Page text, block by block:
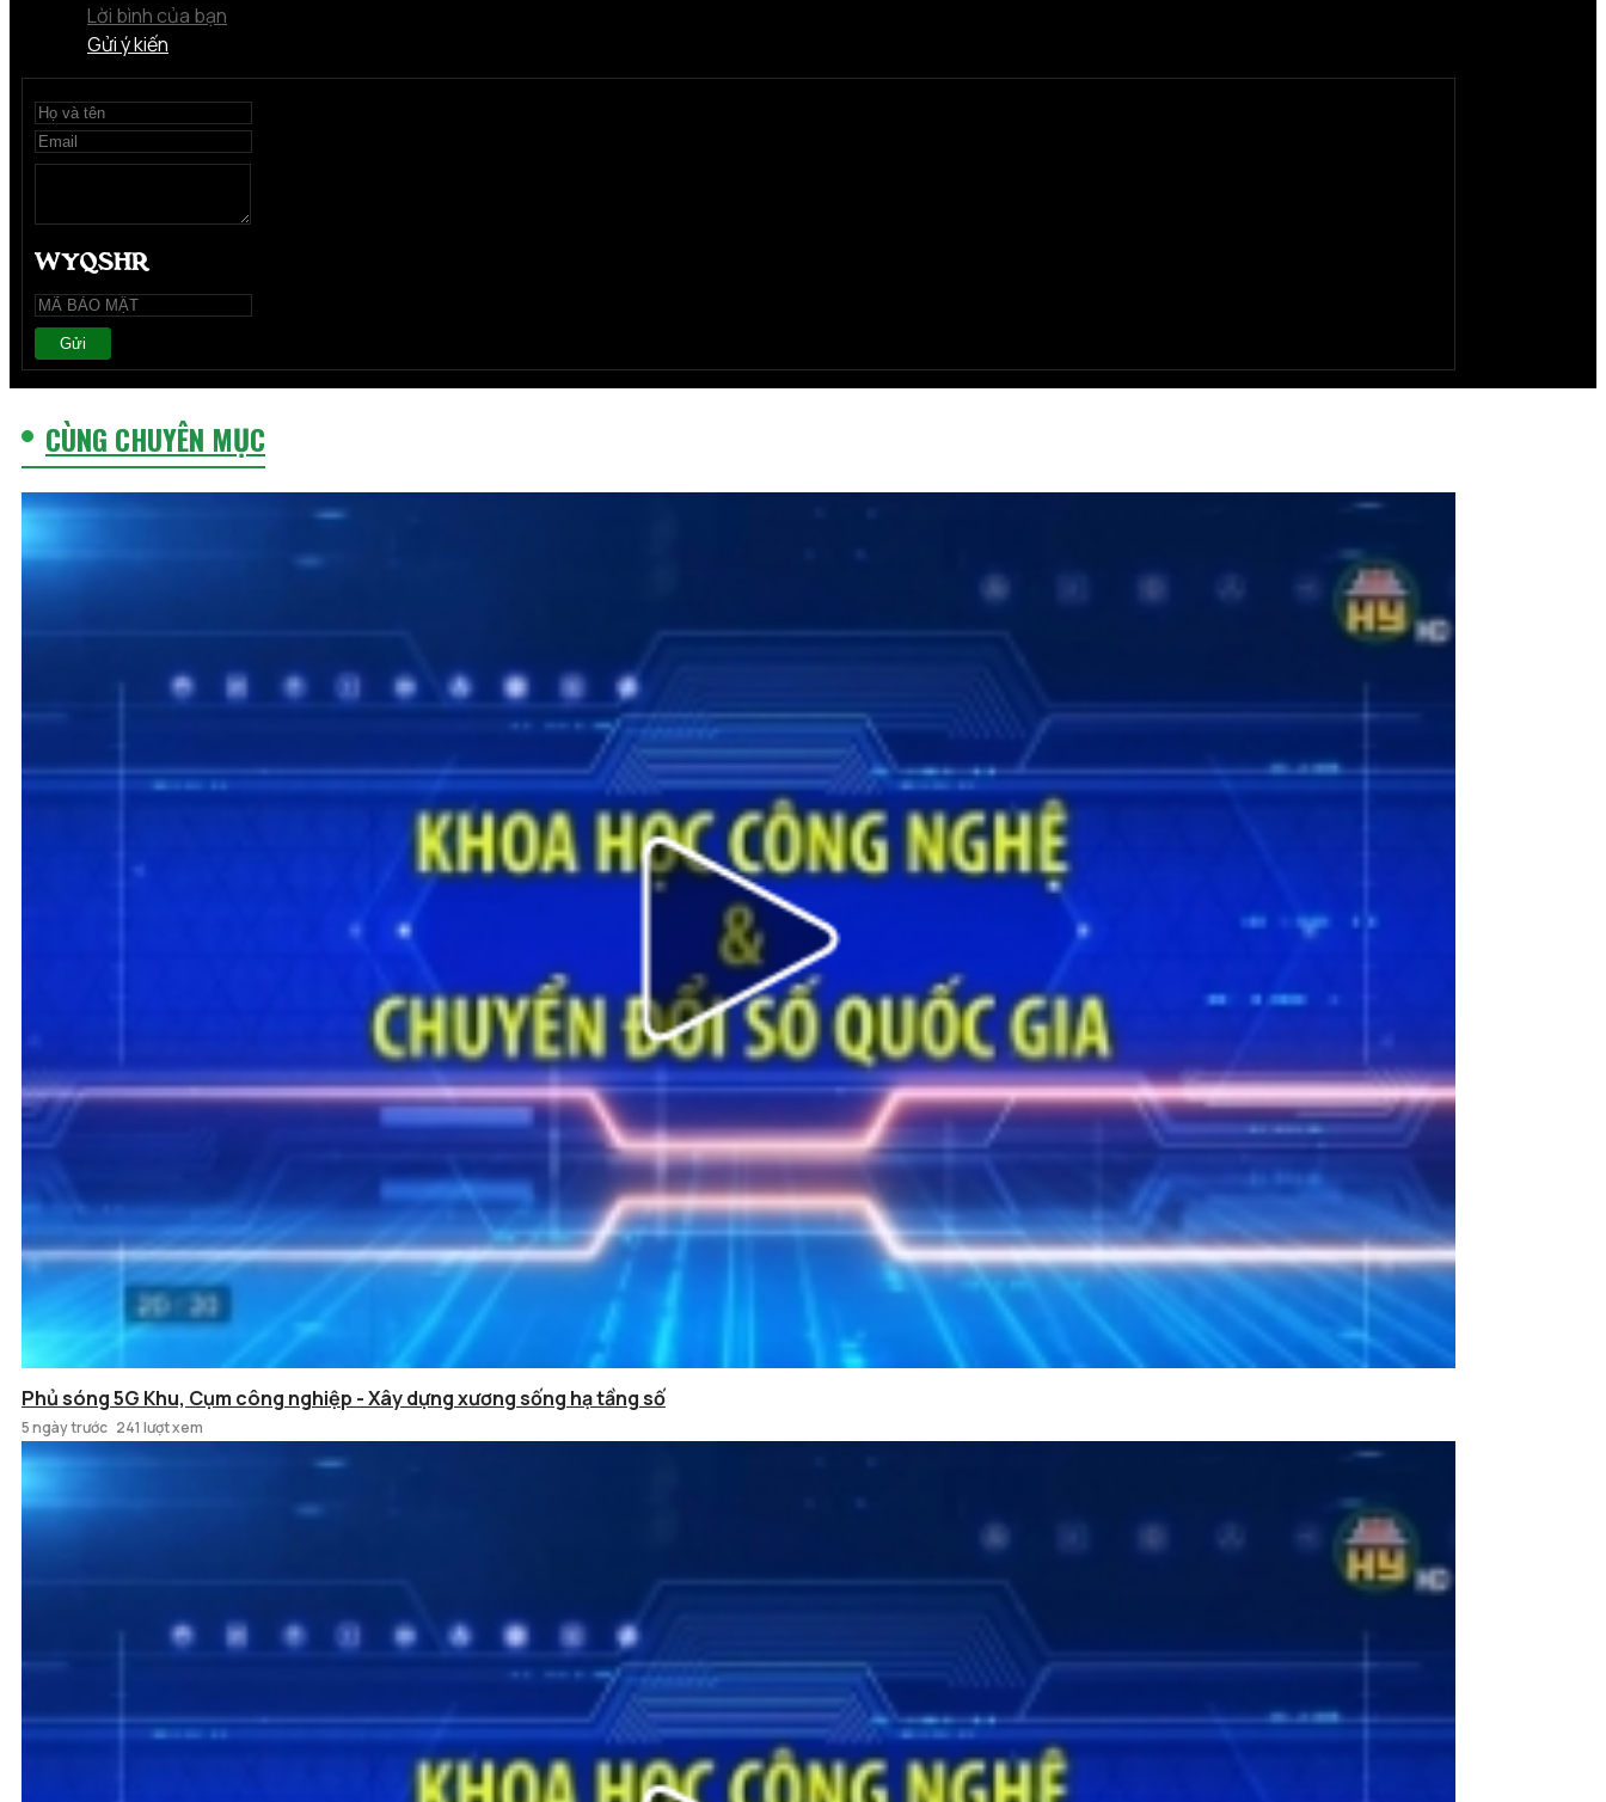
Lời bình của bạn
Gửi ý kiến
Gửi
CÙNG CHUYÊN MỤC
Phủ sóng 5G Khu, Cụm công nghiệp - Xây dựng xương sống hạ tầng số
5 ngày trước 241 lượt xem